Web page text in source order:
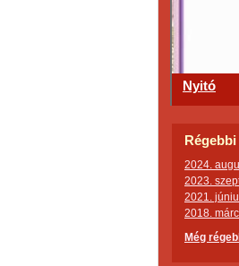
Nyitó
2024.
2023.
2021.
2018.
Még